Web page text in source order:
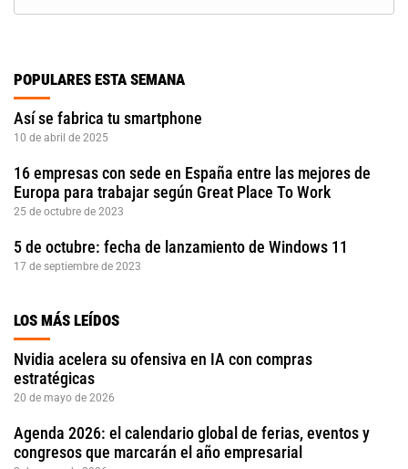
POPULARES ESTA SEMANA
Así se fabrica tu smartphone
10 de abril de 2025
16 empresas con sede en España entre las mejores de
Europa para trabajar según Great Place To Work
25 de octubre de 2023
5 de octubre: fecha de lanzamiento de Windows 11
17 de septiembre de 2023
LOS MÁS LEÍDOS
Nvidia acelera su ofensiva en IA con compras
estratégicas
20 de mayo de 2026
Agenda 2026: el calendario global de ferias, eventos y
congresos que marcarán el año empresarial